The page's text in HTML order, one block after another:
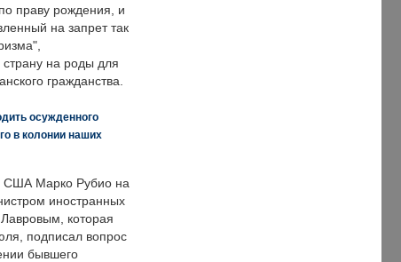
праву рождения, и
на запрет так
на роды для
гражданства.
осужденного
в колонии наших
США Марко Рубио на
иностранных
которая
подписал вопрос
бывшего